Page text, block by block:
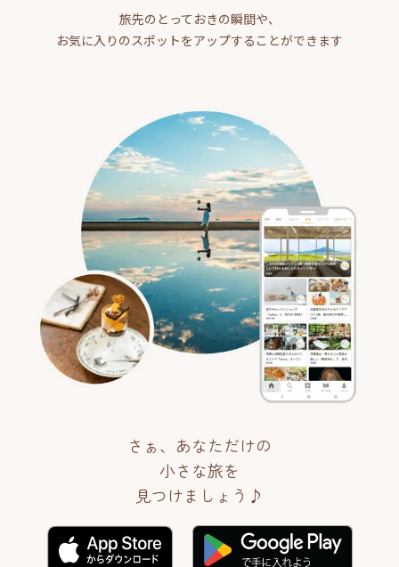
旅先のとっておきの瞬間や、
お気に入りのスポットをアップすることができます
さぁ、あなただけの
小さな旅を
見つけましょう♪